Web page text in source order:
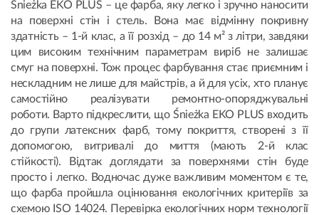
Śnieżka EKO PLUS – це фарба, яку легко і зручно наносити
на поверхні стін і стель. Вона має відмінну покривну
здатність – 1-й клас, а її розхід – до 14 м² з літри, завдяки
цим високим технічним параметрам виріб не залишає
смуг на поверхні. Тож процес фарбування стає приємним і
нескладним не лише для майстрів, а й для усіх, хто планує
самостійно реалізувати ремонтно-опоряджувальні
роботи. Варто підкреслити, що Śnieżka EKO PLUS входить
до групи латексних фарб, тому покриття, створені з її
допомогою, витривалі до миття (мають 2-й клас
стійкості). Відтак доглядати за поверхнями стін буде
просто і легко. Водночас дуже важливим моментом є те,
що фарба пройшла оцінювання екологічних критеріїв за
схемою ISO 14024. Перевірка екологічних норм технології